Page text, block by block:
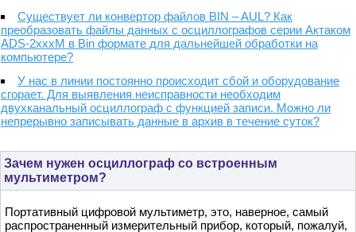
Существует ли конвертор файлов BIN – AUL? Как
преобразовать файлы данных с осциллографов серии Актаком
ADS-2xxxM в Bin формате для дальнейшей обработки на
компьютере?
У нас в линии постоянно происходит сбой и оборудование
сгорает. Для выявления неисправности необходим
двухканальный осциллограф с функцией записи. Можно ли
непрерывно записывать данные в архив в течение суток?
Зачем нужен осциллограф со встроенным
мультиметром?
Портативный цифровой мультиметр, это, наверное, самый
распространенный измерительный прибор, который, пожалуй,